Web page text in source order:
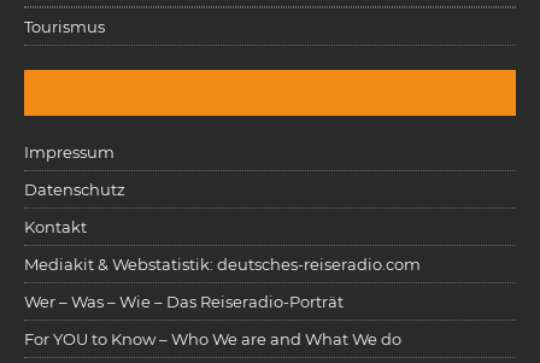
Tourismus
Impressum
Datenschutz
Kontakt
Mediakit & Webstatistik: deutsches-reiseradio.com
Wer – Was – Wie – Das Reiseradio-Porträt
For YOU to Know – Who We are and What We do